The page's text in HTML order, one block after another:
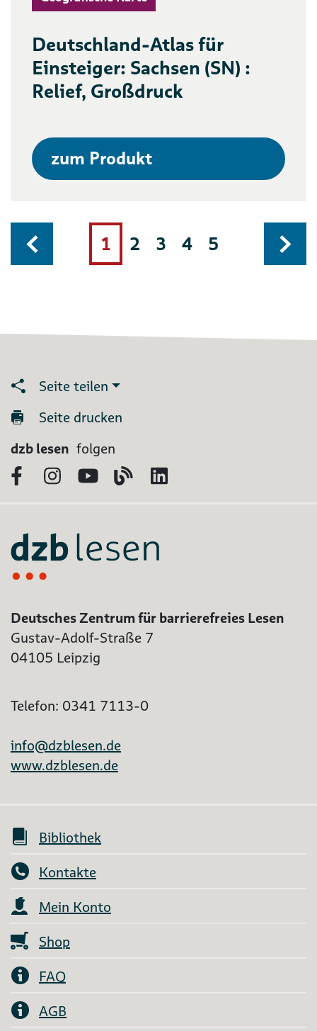
Deutschland-Atlas für
Einsteiger: Sachsen (SN) :
Relief, Großdruck
zum Produkt
1 2 3 4 5
Seite teilen
Seite drucken
dzb lesen folgen
FacebookInstagram
YouTubeBlog
Deutsches Zentrum für barrierefreies Lesen
Gustav-Adolf-Straße 7
04105 Leipzig
Telefon: 0341 7113-0
info@dzblesen.de
www.dzblesen.de
Bibliothek
Kontakte
Mein Konto
Shop
FAQ
AGB